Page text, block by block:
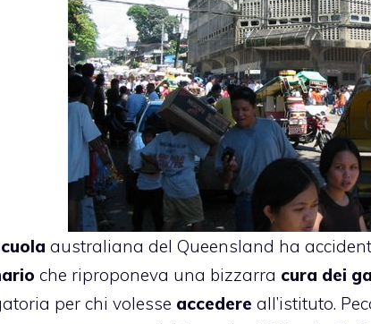
australiana del Queensland ha
che riproponeva una bizzarra cura dei
per chi volesse accedere all’istituto.